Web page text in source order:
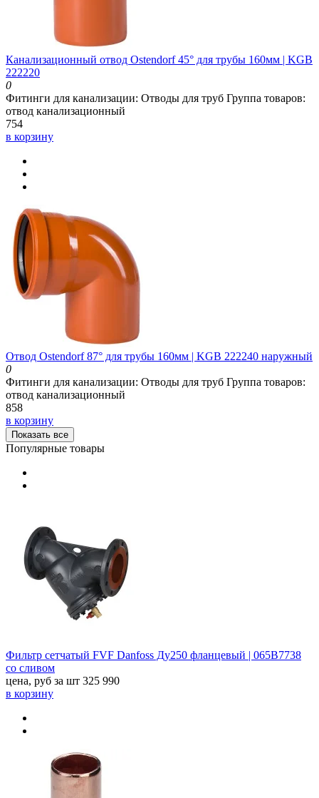
Канализационный отвод Ostendorf 45° для трубы 160мм | KGB
222220
0
Фитинги для канализации: Отводы для труб Группа товаров:
отвод канализационный
754
в корзину
Отвод Ostendorf 87° для трубы 160мм | KGB 222240 наружный
0
Фитинги для канализации: Отводы для труб Группа товаров:
отвод канализационный
858
в корзину
Показать все
Популярные товары
Фильтр сетчатый FVF Danfoss Ду250 фланцевый | 065B7738
со сливом
цена, руб за шт 325 990
в корзину